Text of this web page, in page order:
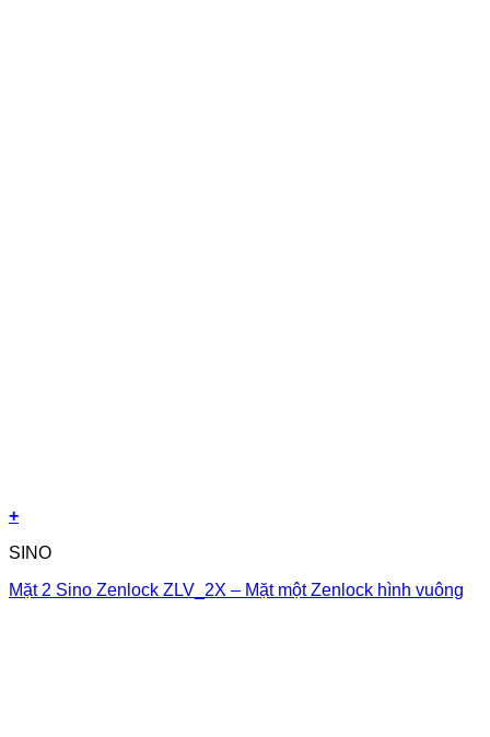
+
SINO
Mặt 2 Sino Zenlock ZLV_2X – Mặt một Zenlock hình vuông